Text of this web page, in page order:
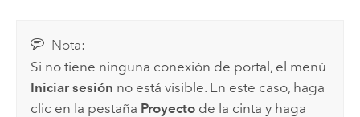
Nota:
Si no tiene ninguna conexión de portal, el menú
Iniciar sesión no está visible. En este caso, haga
clic en la pestaña Proyecto de la cinta y haga